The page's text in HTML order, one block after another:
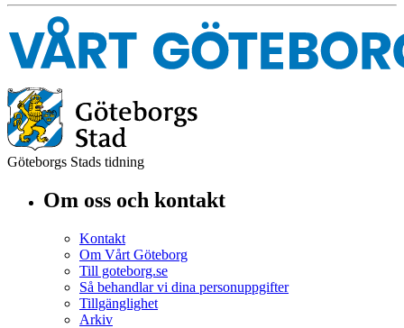
Göteborgs Stads tidning
Om oss och kontakt
Kontakt
Om Vårt Göteborg
Till goteborg.se
Så behandlar vi dina personuppgifter
Tillgänglighet
Arkiv